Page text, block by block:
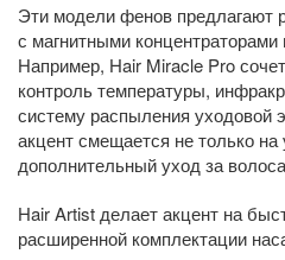
Эти модели фенов предлагают
с магнитными
Например, Hair Miracle Pro
контроль температуры,
систему распыления уходовой
акцент смещается не только на
дополнительный уход за
Hair Artist делает акцент на
расширенной комплектации